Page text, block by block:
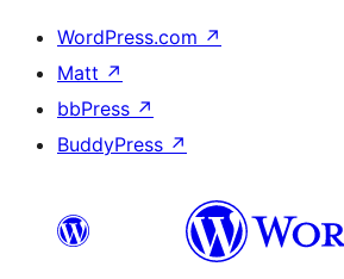
WordPress.com ↗
Matt ↗
bbPress ↗
BuddyPress ↗